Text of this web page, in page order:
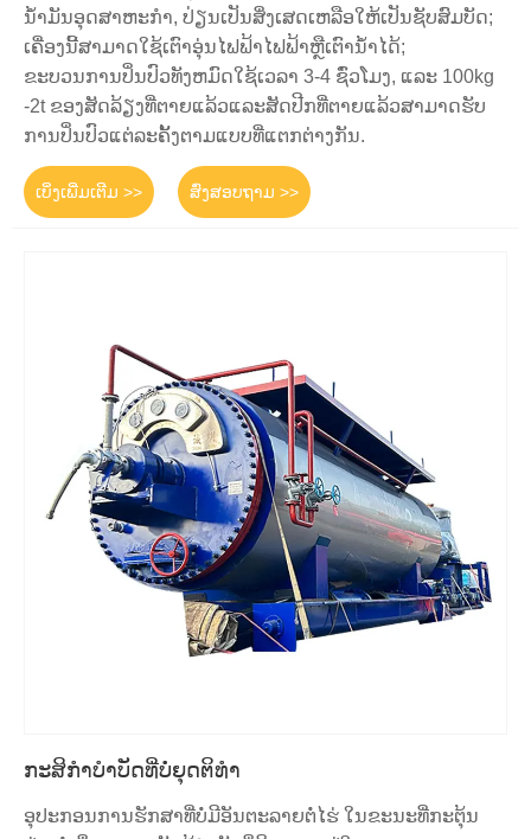
ນ້ໍາມັນອຸດສາຫະກໍາ, ປ່ຽນເປັນສິ່ງເສດເຫລືອໃຫ້ເປັນຊັບສົມບັດ;
ເຄື່ອງນີ້ສາມາດໃຊ້ເຕົາອຸ່ນໄຟຟ້າໄຟຟ້າຫຼືເຕົານ້ໍາໄດ້;
ຂະບວນການປິ່ນປົວທັງຫມົດໃຊ້ເວລາ 3-4 ຊົ່ວໂມງ, ແລະ 100kg
-2t ຂອງສັດລ້ຽງທີ່ຕາຍແລ້ວແລະສັດປີກທີ່ຕາຍແລ້ວສາມາດຮັບ
ການປິ່ນປົວແຕ່ລະຄັ້ງຕາມແບບທີ່ແຕກຕ່າງກັນ.
ເບິ່ງເພີ່ມເຕີມ >> ສົ່ງສອບຖາມ >>
ກະສິກໍາບໍາບັດທີ່ບໍ່ຍຸດຕິທໍາ
ອຸປະກອນການຮັກສາທີ່ບໍ່ມີອັນຕະລາຍຕໍ່ໄຮ່ ໃນຂະນະທີ່ກະຕຸ້ນ